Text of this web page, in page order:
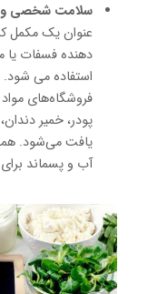
سلامت شخصی و
عنوان یک مکمل
دهنده فسفات یا
استفاده می
فروشگاه‌های
پودر، خمیر
یافت می‌شود.
آب و پسماند